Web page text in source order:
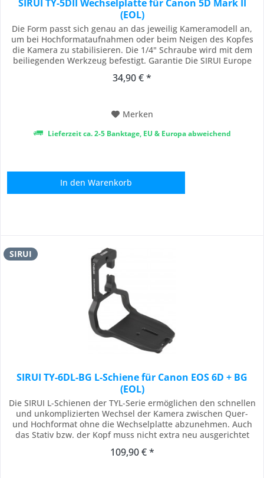
SIRUI TY-5DII Wechselplatte für Canon 5D Mark II
(EOL)
Die Form passt sich genau an das jeweilig Kameramodell an,
um bei Hochformataufnahmen oder beim Neigen des Kopfes
die Kamera zu stabilisieren. Die 1/4" Schraube wird mit dem
beiliegenden Werkzeug befestigt. Garantie Die SIRUI Europe
Garantie von 6 Jahren ab Kaufdatum auf die Freiheit von
34,90 € *
Merken
Lieferzeit ca. 2-5 Banktage, EU & Europa abweichend
In den Warenkorb
SIRUI
SIRUI TY-6DL-BG L-Schiene für Canon EOS 6D + BG
(EOL)
Die SIRUI L-Schienen der TYL-Serie ermöglichen den schnellen
und unkomplizierten Wechsel der Kamera zwischen Quer-
und Hochformat ohne die Wechselplatte abzunehmen. Auch
das Stativ bzw. der Kopf muss nicht extra neu ausgerichtet
Kamera gefertigt und schmiegt sich perfekt der Form an. Alle
109,90 € *